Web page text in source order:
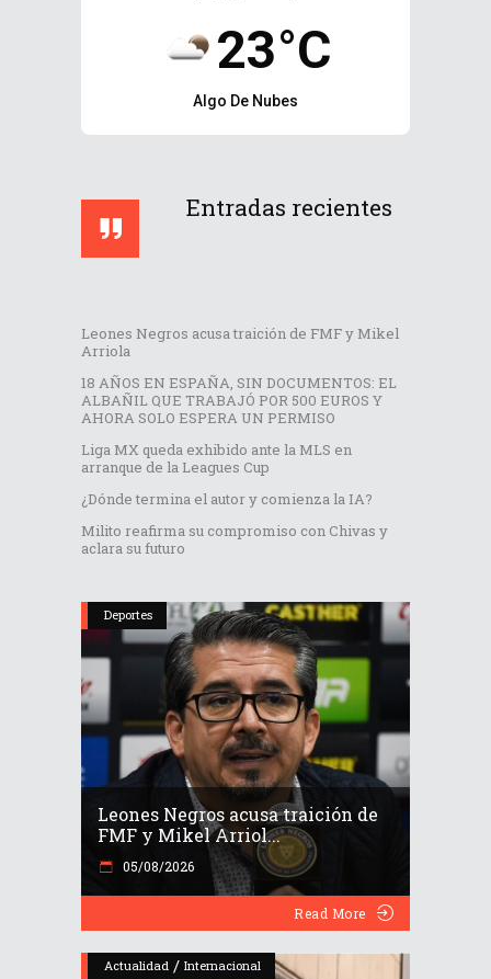
23°C
Algo De Nubes
Entradas recientes
Leones Negros acusa traición de FMF y Mikel
Arriola
18 AÑOS EN ESPAÑA, SIN DOCUMENTOS: EL
ALBAÑIL QUE TRABAJÓ POR 500 EUROS Y
AHORA SOLO ESPERA UN PERMISO
Liga MX queda exhibido ante la MLS en
arranque de la Leagues Cup
¿Dónde termina el autor y comienza la IA?
Milito reafirma su compromiso con Chivas y
aclara su futuro
Deportes
Leones Negros acusa traición de
FMF y Mikel Arriol...
05/08/2026
Read More
Actualidad / Internacional